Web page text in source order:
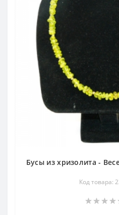
Бусы из хризолита -
Код товара: